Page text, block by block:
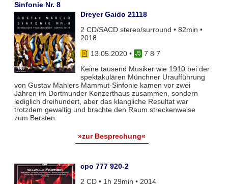
Sinfonie Nr. 8
Dreyer Gaido 21118
2 CD/SACD stereo/surround • 82min •
2018
13.05.2020•
7 8 7
Keine tausend Musiker wie 1910 bei der
spektakulären Münchner Uraufführung
von Gustav Mahlers Mammut-Sinfonie kamen vor zwei
Jahren im Dortmunder Konzerthaus zusammen, sondern
lediglich dreihundert, aber das klangliche Resultat war
trotzdem gewaltig und brachte den Raum streckenweise
zum Bersten.
»zur Besprechung«
cpo 777 920-2
2 CD • 1h 29min • 2014